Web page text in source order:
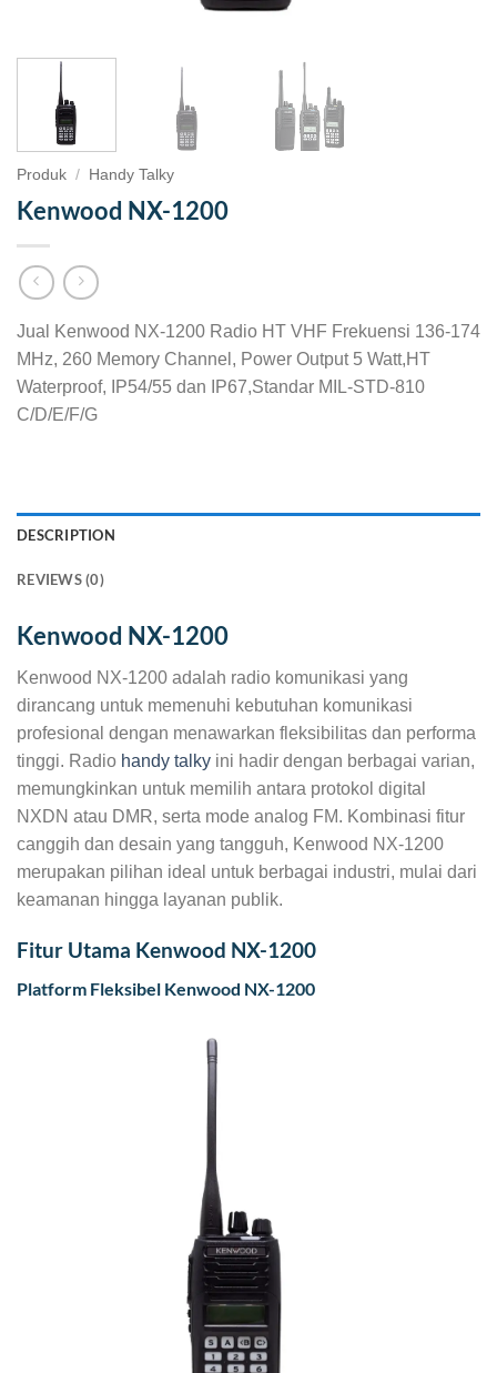
Produk / Handy Talky
Kenwood NX-1200
Jual Kenwood NX-1200 Radio HT VHF Frekuensi 136-174
MHz, 260 Memory Channel, Power Output 5 Watt,HT
Waterproof, IP54/55 dan IP67,Standar MIL-STD-810
C/D/E/F/G
DESCRIPTION
REVIEWS (0)
Kenwood NX-1200
Kenwood NX-1200 adalah radio komunikasi yang
dirancang untuk memenuhi kebutuhan komunikasi
profesional dengan menawarkan fleksibilitas dan performa
tinggi. Radio handy talky ini hadir dengan berbagai varian,
memungkinkan untuk memilih antara protokol digital
NXDN atau DMR, serta mode analog FM. Kombinasi fitur
canggih dan desain yang tangguh, Kenwood NX-1200
merupakan pilihan ideal untuk berbagai industri, mulai dari
keamanan hingga layanan publik.
Fitur Utama Kenwood NX-1200
Platform Fleksibel Kenwood NX-1200